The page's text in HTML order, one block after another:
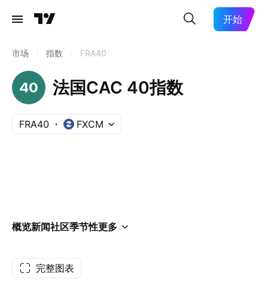
开始
市场 指数 FRA40
法国CAC 40指数
FRA40 FXCM
概览新闻社区季节性更多
完整图表